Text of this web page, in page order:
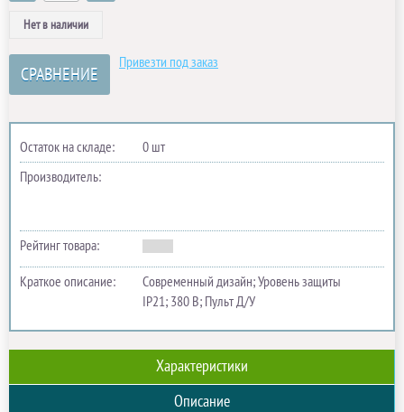
Нет в наличии
СРАВНЕНИЕ
Привезти под заказ
Остаток на складе:
0 шт
Производитель:
Рейтинг товара:
Краткое описание:
Современный дизайн; Уровень защиты
IP21; 380 В; Пульт Д/У
Характеристики
Описание